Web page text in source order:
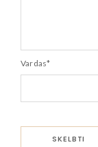
Vardas*